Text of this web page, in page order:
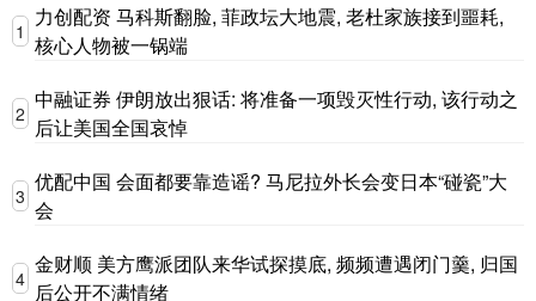
1
力创配资 马科斯翻脸, 菲政坛大地震, 老杜家族接到噩耗,
核心人物被一锅端
2
中融证券 伊朗放出狠话: 将准备一项毁灭性行动, 该行动之
后让美国全国哀悼
3
优配中国 会面都要靠造谣? 马尼拉外长会变日本“碰瓷”大
会
4
金财顺 美方鹰派团队来华试探摸底, 频频遭遇闭门羹, 归国
后公开不满情绪